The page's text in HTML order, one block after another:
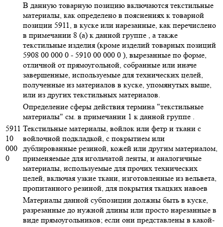
В данную товарную позицию включаются текстильные
материалы, как определено в пояснениях к товарной
позиции 5911, в куске или нарезанные, как перечислено
в примечании 8 (а) к данной группе , а также
текстильные изделия (кроме изделий товарных позиций
5908 00 000 0 - 5910 00 000 0 ), вырезанные по форме,
отличной от прямоугольной, собранные или иначе
завершенные, используемые для технических целей,
полученные из материалов в куске, упомянутых выше,
или из других текстильных материалов.
Определение сферы действия термина "текстильные
материалы" см. в примечании 1 к данной группе .
5911
10
000
0
Текстильные материалы, войлок или фетр и ткани с
войлочной подкладкой, с покрытием или
дублированные резиной, кожей или другим материалом,
применяемые для игольчатой ленты, и аналогичные
материалы, используемые для прочих технических
целей, включая узкие ткани, изготовленные из вельвета,
пропитанного резиной, для покрытия ткацких навоев
Материалы данной субпозиции должны быть в куске,
разрезанные до нужной длины или просто нарезанные в
виде прямоугольников; если они представлены в какой-